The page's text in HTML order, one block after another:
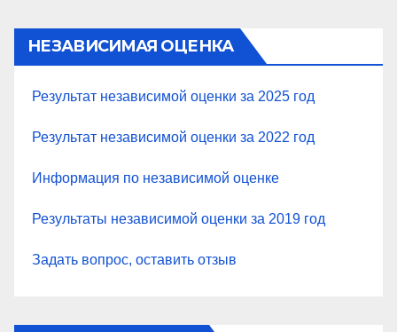
НЕЗАВИСИМАЯ ОЦЕНКА
Результат независимой оценки за 2025 год
Результат независимой оценки за 2022 год
Информация по независимой оценке
Результаты независимой оценки за 2019 год
Задать вопрос, оставить отзыв